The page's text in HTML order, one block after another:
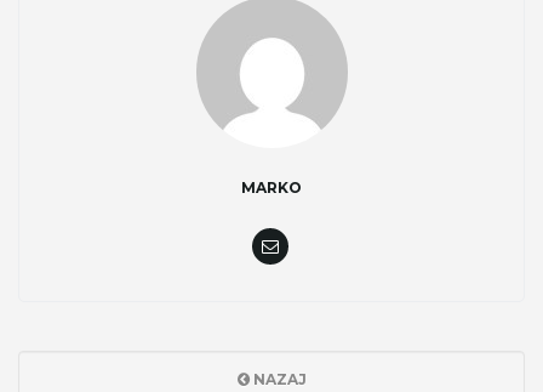
MARKO
NAZAJ